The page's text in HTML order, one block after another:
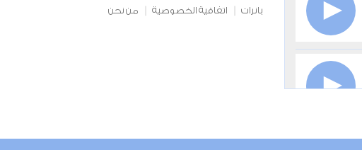
بانرات اتفاقية الخصوصية من نحن